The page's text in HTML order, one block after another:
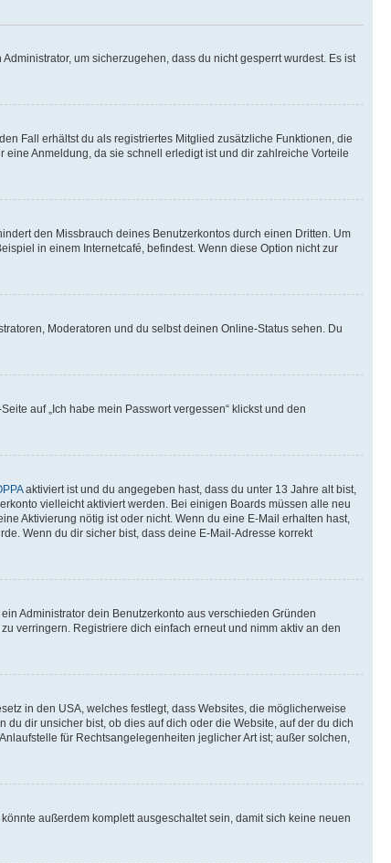
um sicherzugehen, dass du nicht gesperrt wurdest. Es ist
Fall erhältst du als registriertes Mitglied zusätzliche Funktionen, die
Anmeldung, da sie schnell erledigt ist und dir zahlreiche Vorteile
den Missbrauch deines Benutzerkontos durch einen Dritten. Um
in einem Internetcafé, befindest. Wenn diese Option nicht zur
Moderatoren und du selbst deinen Online-Status sehen. Du
auf „Ich habe mein Passwort vergessen“ klickst und den
aktiviert ist und du angegeben hast, dass du unter 13 Jahre alt bist,
vielleicht aktiviert werden. Bei einigen Boards müssen alle neu
Aktivierung nötig ist oder nicht. Wenn du eine E-Mail erhalten hast,
Wenn du dir sicher bist, dass deine E-Mail-Adresse korrekt
Administrator dein Benutzerkonto aus verschieden Gründen
verringern. Registriere dich einfach erneut und nimm aktiv an den
in den USA, welches festlegt, dass Websites, die möglicherweise
dir unsicher bist, ob dies auf dich oder die Website, auf der du dich
für Rechtsangelegenheiten jeglicher Art ist; außer solchen,
außerdem komplett ausgeschaltet sein, damit sich keine neuen